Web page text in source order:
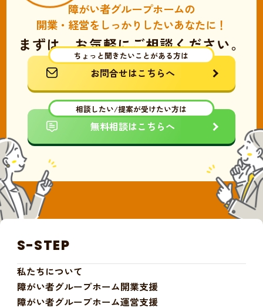
障がい者グループホームの
開業・経営をしっかりしたいあなたに！
まずは、お気軽にご相談ください。
お問合せはこちらへ
ちょっと聞きたいことがある方は
無料相談はこちらへ
相談したい/提案が受けたい方は
S-STEP
私たちについて
障がい者グループホーム開業支援
障がい者グループホーム運営支援